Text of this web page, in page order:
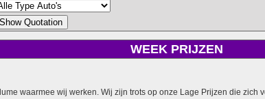
WEEK PRIJZEN
waarmee wij werken. Wij zijn trots op onze Lage Prijzen die zich